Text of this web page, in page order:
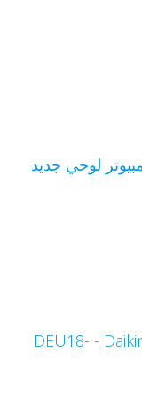
وظائف جديدة لخدمة السحابة في Daikin‏ - DEU18-